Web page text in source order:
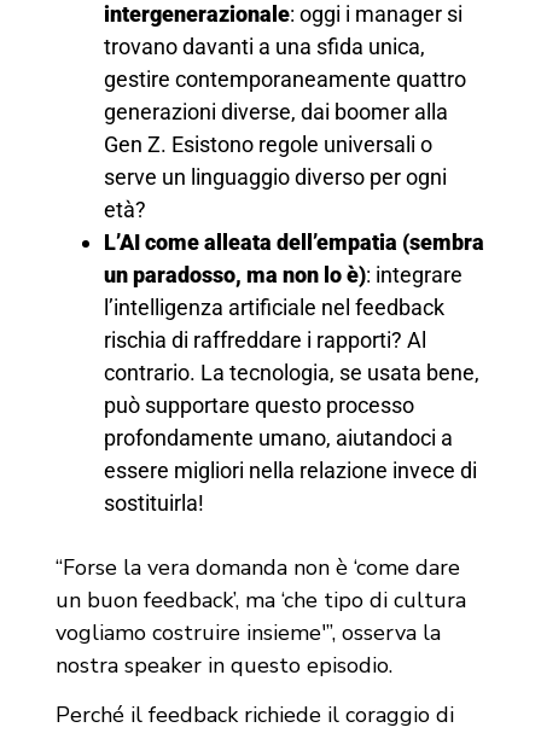
intergenerazionale: oggi i manager si
trovano davanti a una sfida unica,
gestire contemporaneamente quattro
generazioni diverse, dai boomer alla
Gen Z. Esistono regole universali o
serve un linguaggio diverso per ogni
età?
L’AI come alleata dell’empatia (sembra
un paradosso, ma non lo è): integrare
l’intelligenza artificiale nel feedback
rischia di raffreddare i rapporti? Al
contrario. La tecnologia, se usata bene,
può supportare questo processo
profondamente umano, aiutandoci a
essere migliori nella relazione invece di
sostituirla!
“Forse la vera domanda non è ‘come dare
un buon feedback’, ma ‘che tipo di cultura
vogliamo costruire insieme'”, osserva la
nostra speaker in questo episodio.
Perché il feedback richiede il coraggio di